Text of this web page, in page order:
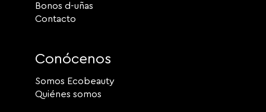
Bonos d-uñas
Contacto
Conócenos
Somos Ecobeauty
Quiénes somos